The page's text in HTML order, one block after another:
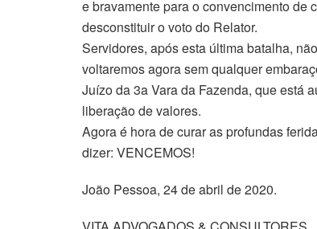
e bravamente para o convencimento de
desconstituir o voto do Relator.
Servidores, após esta última batalha,
voltaremos agora sem qualquer
Juízo da 3a Vara da Fazenda, que está
liberação de valores.
Agora é hora de curar as profundas
dizer: VENCEMOS!
João Pessoa, 24 de abril de 2020.